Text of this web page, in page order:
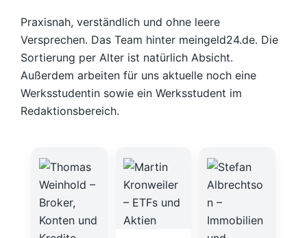
Praxisnah, verständlich und ohne leere
Versprechen. Das Team hinter meingeld24.de. Die
Sortierung per Alter ist natürlich Absicht.
Außerdem arbeiten für uns aktuelle noch eine
Werksstudentin sowie ein Werksstudent im
Redaktionsbereich.